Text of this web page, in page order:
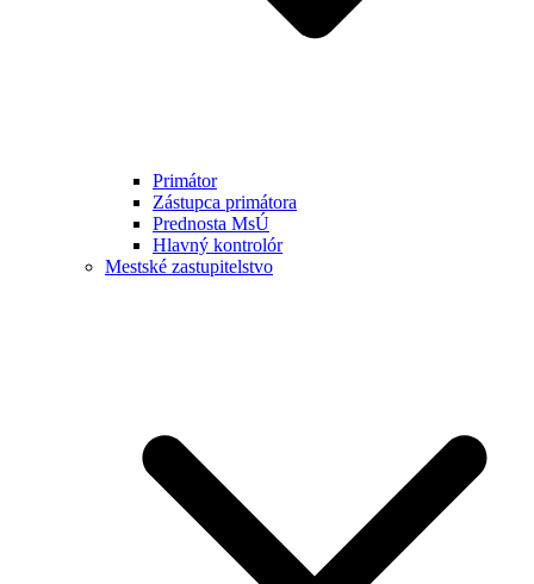
Primátor
Zástupca primátora
Prednosta MsÚ
Hlavný kontrolór
Mestské zastupitelstvo